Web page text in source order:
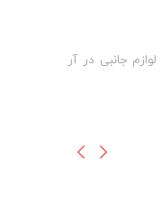
جانبی در آر